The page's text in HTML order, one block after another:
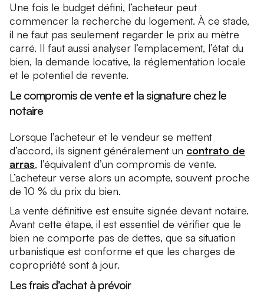
Une fois le budget défini, l’acheteur peut
commencer la recherche du logement. À ce stade,
il ne faut pas seulement regarder le prix au mètre
carré. Il faut aussi analyser l’emplacement, l’état du
bien, la demande locative, la réglementation locale
et le potentiel de revente.
Le compromis de vente et la signature chez le
notaire
Lorsque l’acheteur et le vendeur se mettent
d’accord, ils signent généralement un contrato de
arras, l’équivalent d’un compromis de vente.
L’acheteur verse alors un acompte, souvent proche
de 10 % du prix du bien.
La vente définitive est ensuite signée devant notaire.
Avant cette étape, il est essentiel de vérifier que le
bien ne comporte pas de dettes, que sa situation
urbanistique est conforme et que les charges de
copropriété sont à jour.
Les frais d’achat à prévoir